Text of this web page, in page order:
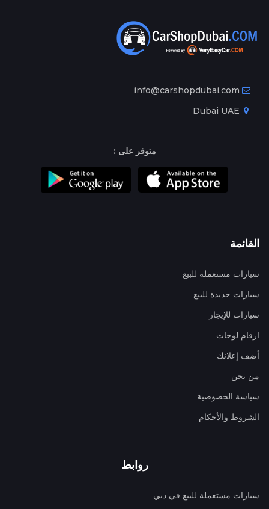
info@carshopdubai.com
متوفر على :
القائمة
سيارات مستعملة للبيع
سيارات جديدة للبيع
سيارات للإيجار
ارقام لوحات
أضف إعلانك
من نحن
سياسة الخصوصية
الشروط والأحكام
روابط
سيارات مستعملة للبيع في دبي